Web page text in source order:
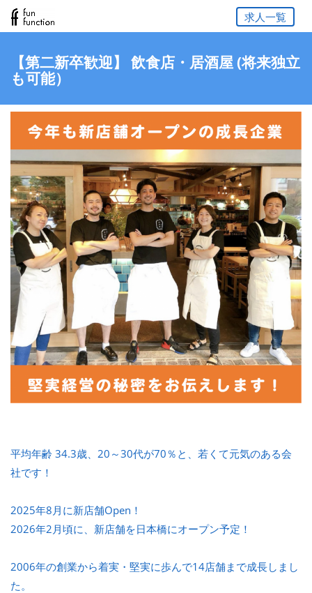
求人一覧
【第二新卒歓迎】 飲食店・居酒屋 (将来独立
も可能）
平均年齢 34.3歳、20～30代が70％と、若くて元気のある会
社です！
2025年8月に新店舗Open！
2026年2月頃に、新店舗を日本橋にオープン予定！
2006年の創業から着実・堅実に歩んで14店舗まで成長しまし
た。